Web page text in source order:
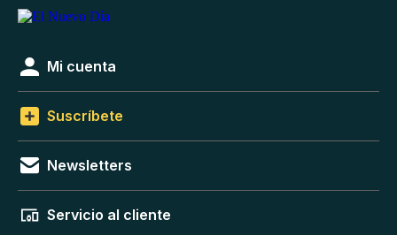
Mi cuenta
Suscríbete
Newsletters
Servicio al cliente